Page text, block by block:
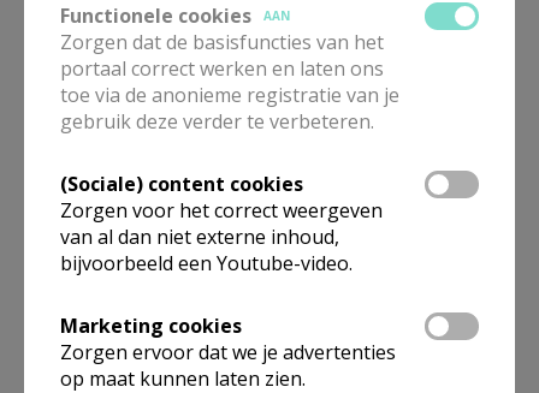
Functionele cookies
AAN
Zorgen dat de basisfuncties van het
portaal correct werken en laten ons
toe via de anonieme registratie van je
gebruik deze verder te verbeteren.
(Sociale) content cookies
Zorgen voor het correct weergeven
van al dan niet externe inhoud,
bijvoorbeeld een Youtube-video.
Marketing cookies
Zorgen ervoor dat we je advertenties
op maat kunnen laten zien.